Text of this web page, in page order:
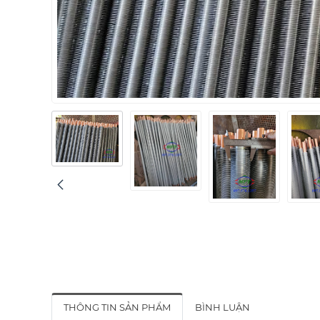
THÔNG TIN SẢN PHẨM BÌNH LUẬN